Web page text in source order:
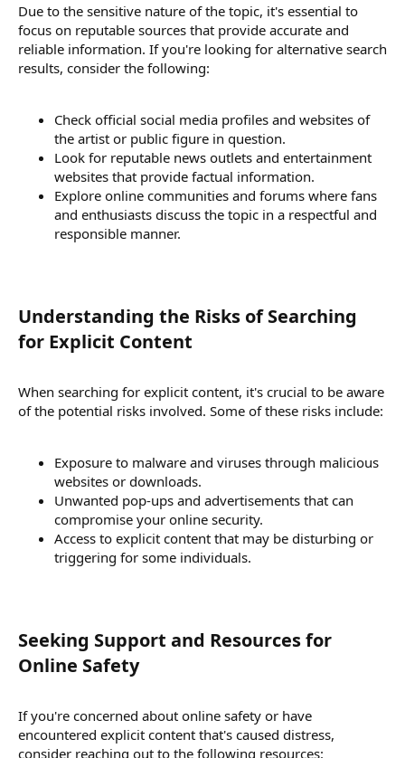
Due to the sensitive nature of the topic, it's essential to
focus on reputable sources that provide accurate and
reliable information. If you're looking for alternative search
results, consider the following:
Check official social media profiles and websites of
the artist or public figure in question.
Look for reputable news outlets and entertainment
websites that provide factual information.
Explore online communities and forums where fans
and enthusiasts discuss the topic in a respectful and
responsible manner.
Understanding the Risks of Searching
for Explicit Content​
When searching for explicit content, it's crucial to be aware
of the potential risks involved. Some of these risks include:
Exposure to malware and viruses through malicious
websites or downloads.
Unwanted pop-ups and advertisements that can
compromise your online security.
Access to explicit content that may be disturbing or
triggering for some individuals.
Seeking Support and Resources for
Online Safety​
If you're concerned about online safety or have
encountered explicit content that's caused distress,
consider reaching out to the following resources: